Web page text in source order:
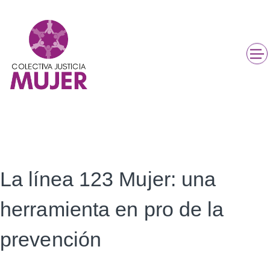
La línea 123 Mujer: una
herramienta en pro de la
prevención